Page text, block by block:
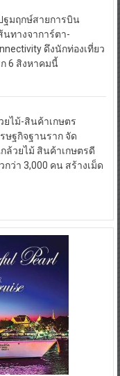
ฐมฤกษ์สายการบิน
นทางจาการ์ตา-
ดึงนักท่องเที่ยว
6 สิงหาคมนี้
ยไม้-สินค้าเกษตร
ษฐกิจฐานราก จัด
ล้วยไม้ สินค้าเกษตรดี
ว่า 3,000 คน สร้างเม็ด